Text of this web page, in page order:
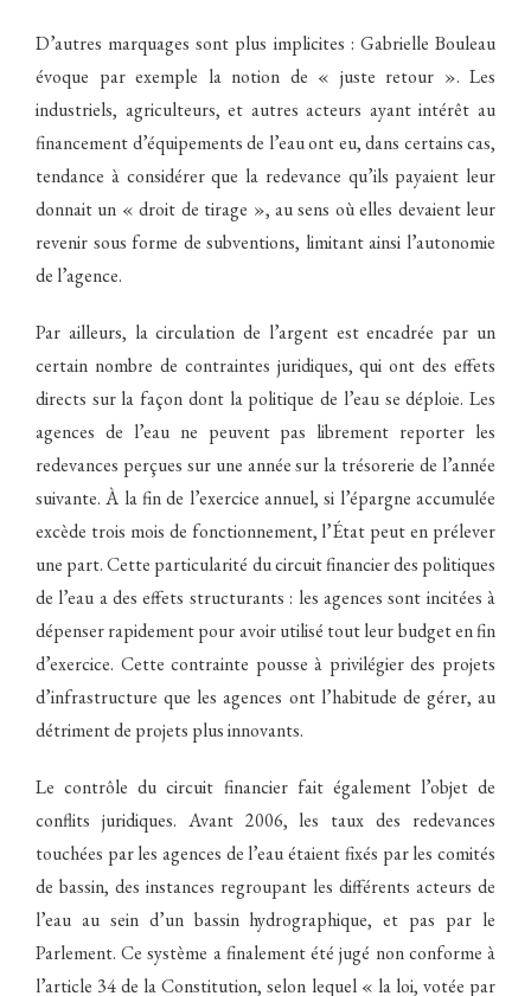
D’autres marquages sont plus implicites : Gabrielle Bouleau
évoque par exemple la notion de « juste retour ». Les
industriels, agriculteurs, et autres acteurs ayant intérêt au
financement d’équipements de l’eau ont eu, dans certains cas,
tendance à considérer que la redevance qu’ils payaient leur
donnait un « droit de tirage », au sens où elles devaient leur
revenir sous forme de subventions, limitant ainsi l’autonomie
de l’agence.
Par ailleurs, la circulation de l’argent est encadrée par un
certain nombre de contraintes juridiques, qui ont des effets
directs sur la façon dont la politique de l’eau se déploie. Les
agences de l’eau ne peuvent pas librement reporter les
redevances perçues sur une année sur la trésorerie de l’année
suivante. À la fin de l’exercice annuel, si l’épargne accumulée
excède trois mois de fonctionnement, l’État peut en prélever
une part. Cette particularité du circuit financier des politiques
de l’eau a des effets structurants : les agences sont incitées à
dépenser rapidement pour avoir utilisé tout leur budget en fin
d’exercice. Cette contrainte pousse à privilégier des projets
d’infrastructure que les agences ont l’habitude de gérer, au
détriment de projets plus innovants.
Le contrôle du circuit financier fait également l’objet de
conflits juridiques. Avant 2006, les taux des redevances
touchées par les agences de l’eau étaient fixés par les comités
de bassin, des instances regroupant les différents acteurs de
l’eau au sein d’un bassin hydrographique, et pas par le
Parlement. Ce système a finalement été jugé non conforme à
l’article 34 de la Constitution, selon lequel « la loi, votée par